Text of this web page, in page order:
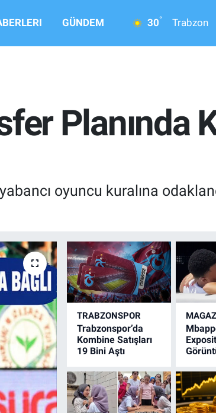
GÜNDEM 30° Trabzon
Planında
oyuncu kuralına
TRABZONSPOR
Trabzonspor’da
Kombine Satışları
19 Bini Aştı